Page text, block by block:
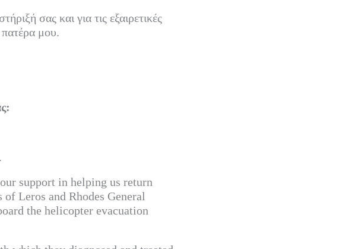
σας και για τις εξαιρετικές
μου.
support in helping us return
Leros and Rhodes General
the helicopter evacuation